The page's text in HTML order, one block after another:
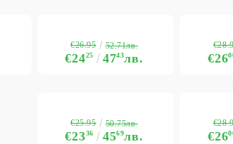
€2425 4743лв.
€26.95 52.71лв.
€26
€2336 4569лв.
€25.95 50.75лв.
€26